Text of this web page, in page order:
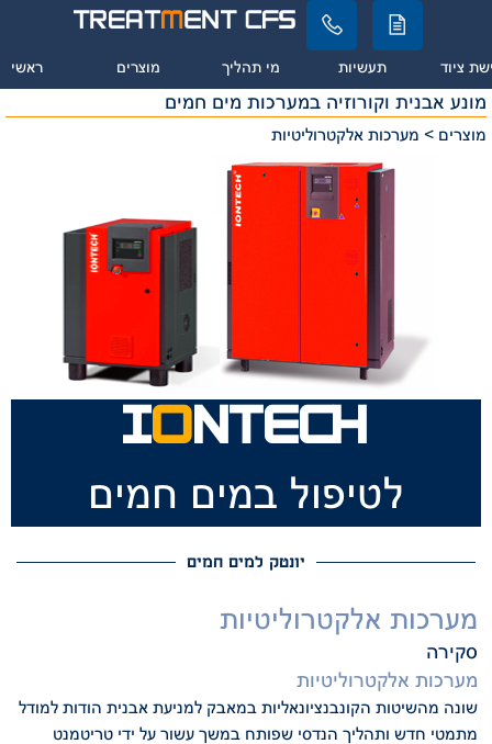
ראשי מוצרים מי תהליך תעשיות ציוד
מונע אבנית וקורוזיה במערכות מים חמים
מוצרים > מערכות אלקטרוליטיות
IONTECH
לטיפול במים חמים
יונטק למים חמים
מערכות אלקטרוליטיות
סקירה
מערכות אלקטרוליטיות
שונה מהשיטות הקונבנציונאליות במאבק למניעת אבנית הודות למודל
מתמטי חדש ותהליך הנדסי שפותח במשך עשור על ידי טריטמנט